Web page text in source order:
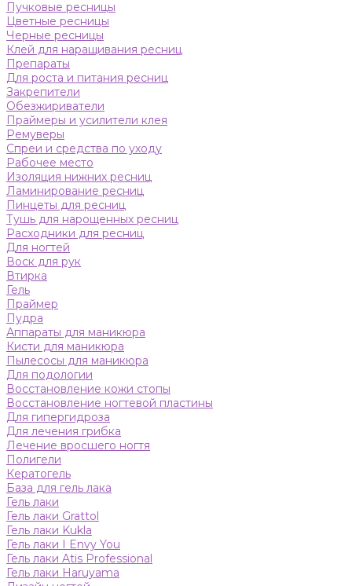
Пучковые ресницы
Цветные ресницы
Черные ресницы
Клей для наращивания ресниц
Препараты
Для роста и питания ресниц
Закрепители
Обезжириватели
Праймеры и усилители клея
Ремуверы
Спреи и средства по уходу
Рабочее место
Изоляция нижних ресниц
Ламинирование ресниц
Пинцеты для ресниц
Тушь для нарощенных ресниц
Расходники для ресниц
Для ногтей
Воск для рук
Втирка
Гель
Праймер
Пудра
Аппараты для маникюра
Кисти для маникюра
Пылесосы для маникюра
Для подологии
Восстановление кожи стопы
Восстановление ногтевой пластины
Для гипергидроза
Для лечения грибка
Лечение вросшего ногтя
Полигели
Кератогель
База для гель лака
Гель лаки
Гель лаки Grattol
Гель лаки Kukla
Гель лаки I Envy You
Гель лаки Atis Professional
Гель лаки Haruyama